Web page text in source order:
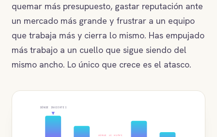
quemar más presupuesto, gastar reputación ante
un mercado más grande y frustrar a un equipo
que trabaja más y cierra lo mismo. Has empujado
más trabajo a un cuello que sigue siendo del
mismo ancho. Lo único que crece es el atasco.
DÓNDE INVIERTES
DÓNDE SE ROMPE